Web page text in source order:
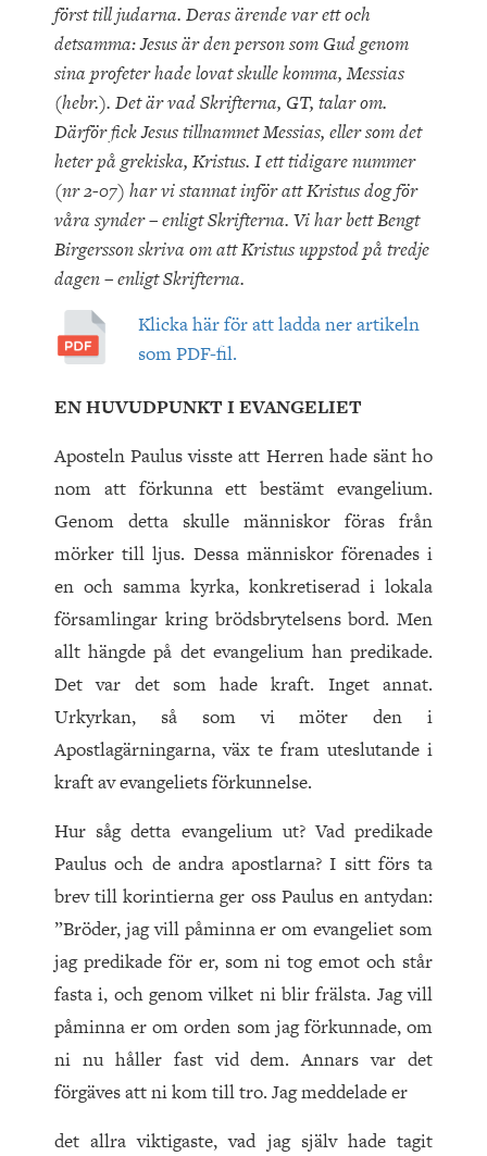
först till judarna. Deras ärende var ett och
detsamma: Jesus är den person som Gud genom
sina profeter hade lovat skulle komma, Messias
(hebr.). Det är vad Skrifterna, GT, talar om.
Därför fick Jesus tillnamnet Messias, eller som det
heter på grekiska, Kristus. I ett tidigare nummer
(nr 2-07) har vi stannat inför att Kristus dog för
våra synder – enligt Skrifterna. Vi har bett Bengt
Birgersson skriva om att Kristus uppstod på tredje
dagen – enligt Skrifterna.
Klicka här för att ladda ner artikeln
som PDF-fil.
EN HUVUDPUNKT I EVANGELIET
Aposteln Paulus visste att Herren hade sänt ho
nom att förkunna ett bestämt evangelium.
Genom detta skulle människor föras från
mörker till ljus. Dessa människor förenades i
en och samma kyrka, konkretiserad i lokala
församlingar kring brödsbrytelsens bord. Men
allt hängde på det evangelium han predikade.
Det var det som hade kraft. Inget annat.
Urkyrkan, så som vi möter den i
Apostlagärningarna, väx te fram uteslutande i
kraft av evangeliets förkunnelse.
Hur såg detta evangelium ut? Vad predikade
Paulus och de andra apostlarna? I sitt förs ta
brev till korintierna ger oss Paulus en antydan:
”Bröder, jag vill påminna er om evangeliet som
jag predikade för er, som ni tog emot och står
fasta i, och genom vilket ni blir frälsta. Jag vill
påminna er om orden som jag förkunnade, om
ni nu håller fast vid dem. Annars var det
förgäves att ni kom till tro. Jag meddelade er
det allra viktigaste, vad jag själv hade tagit